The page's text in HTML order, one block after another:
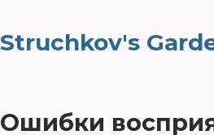
Struchkov's
Ошибки